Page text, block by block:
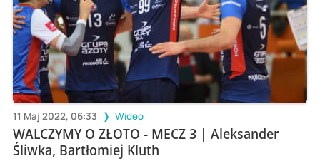
11 Maj 2022, 06:33 Wideo
WALCZYMY O ZŁOTO - MECZ 3 | Aleksander
Śliwka, Bartłomiej Kluth